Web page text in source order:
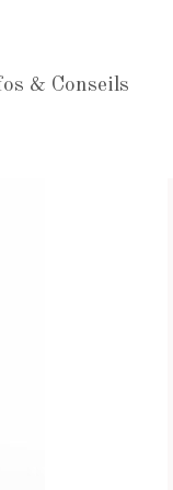
& Conseils